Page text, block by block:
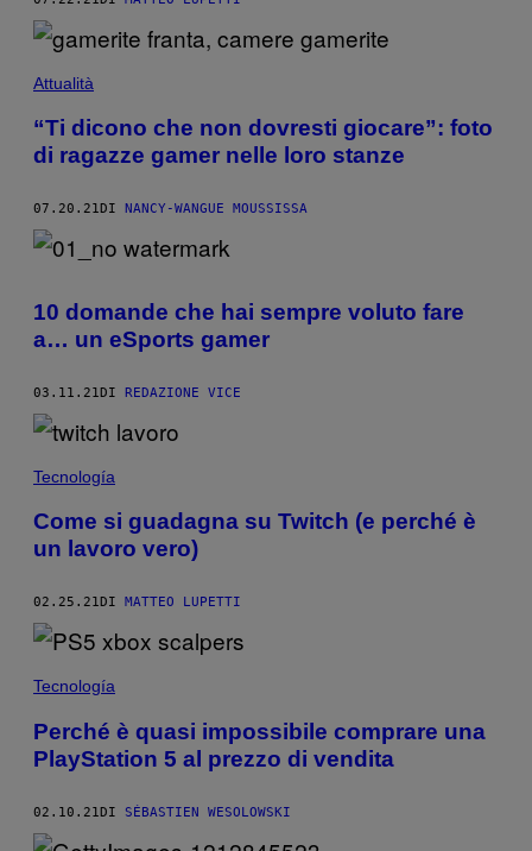
Attualità
“Ti dicono che non dovresti giocare”: foto
di ragazze gamer nelle loro stanze
07.20.21 DI NANCY-WANGUE MOUSSISSA
10 domande che hai sempre voluto fare
a… un eSports gamer
03.11.21DI REDAZIONE VICE
Tecnología
Come si guadagna su Twitch (e perché è
un lavoro vero)
02.25.21 DI MATTEO LUPETTI
Tecnología
Perché è quasi impossibile comprare una
PlayStation 5 al prezzo di vendita
02.10.21DI SÉBASTIEN WESOLOWSKI